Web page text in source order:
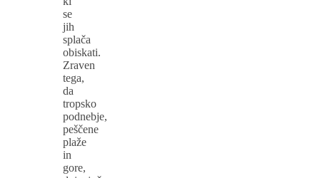
se
jih
splača
obiskati.
Zraven
tega,
da
tropsko
podnebje,
peščene
plaže
in
gore,